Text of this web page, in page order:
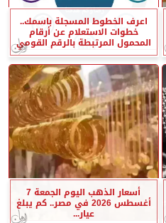
اعرف الخطوط المسجلة باسمك..
خطوات الاستعلام عن أرقام
المحمول المرتبطة بالرقم القومي
أسعار الذهب اليوم الجمعة 7
أغسطس 2026 في مصر.. كم يبلغ
عيار...